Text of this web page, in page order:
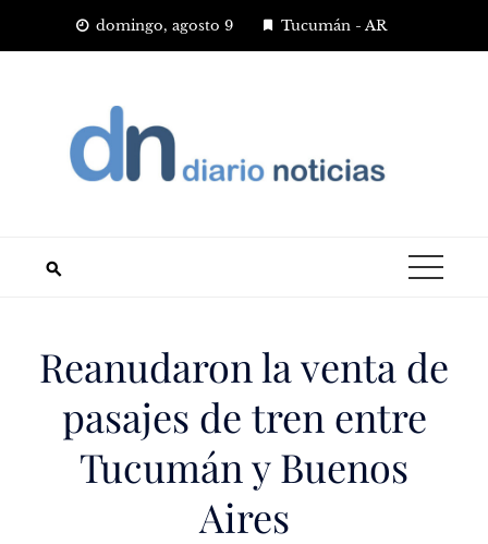
domingo, agosto 9 Tucumán - AR
Reanudaron la venta de
pasajes de tren entre
Tucumán y Buenos
Aires